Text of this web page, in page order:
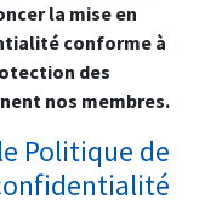
la mise en
conforme à
des
nos membres.
Politique de